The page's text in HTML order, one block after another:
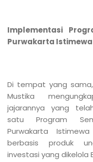
Implementasi
Purwakarta Istimewa
Di tempat yang
Mustika
jajarannya yang
satu Program
Purwakarta
berbasis produk
investasi yang dikelola